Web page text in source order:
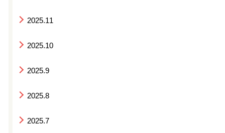
2025.11
2025.10
2025.9
2025.8
2025.7